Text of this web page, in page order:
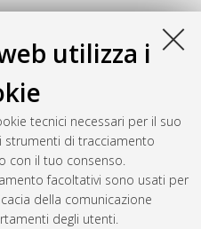
utilizza i
tecnici necessari per il suo
strumenti di tracciamento
con il tuo consenso.
facoltativi sono usati per
della comunicazione
degli utenti.